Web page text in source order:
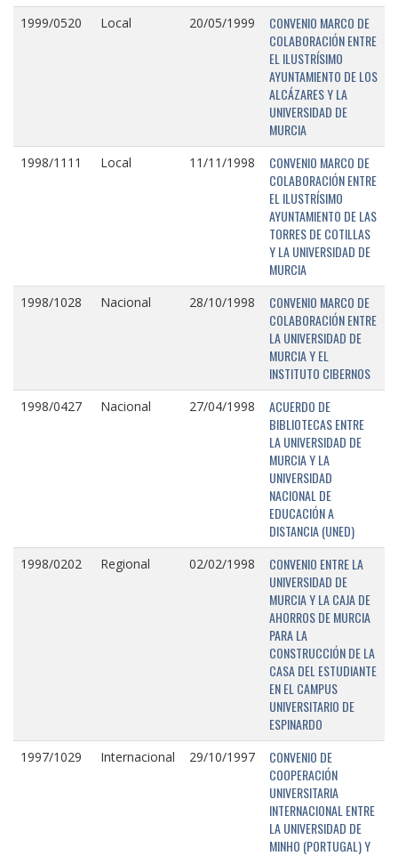
1999/0520 Local 20/05/1999
CONVENIO MARCO DE
COLABORACIÓN ENTRE
EL ILUSTRÍSIMO
AYUNTAMIENTO DE LOS
ALCÁZARES Y LA
UNIVERSIDAD DE
MURCIA
1998/1111 Local 11/11/1998
CONVENIO MARCO DE
COLABORACIÓN ENTRE
EL ILUSTRÍSIMO
AYUNTAMIENTO DE LAS
TORRES DE COTILLAS
Y LA UNIVERSIDAD DE
MURCIA
1998/1028 Nacional 28/10/1998
CONVENIO MARCO DE
COLABORACIÓN ENTRE
LA UNIVERSIDAD DE
MURCIA Y EL
INSTITUTO CIBERNOS
1998/0427 Nacional 27/04/1998
ACUERDO DE
BIBLIOTECAS ENTRE
LA UNIVERSIDAD DE
MURCIA Y LA
UNIVERSIDAD
NACIONAL DE
EDUCACIÓN A
DISTANCIA (UNED)
1998/0202 Regional 02/02/1998
CONVENIO ENTRE LA
UNIVERSIDAD DE
MURCIA Y LA CAJA DE
AHORROS DE MURCIA
PARA LA
CONSTRUCCIÓN DE LA
CASA DEL ESTUDIANTE
EN EL CAMPUS
UNIVERSITARIO DE
ESPINARDO
1997/1029 Internacional 29/10/1997
CONVENIO DE
COOPERACIÓN
UNIVERSITARIA
INTERNACIONAL ENTRE
LA UNIVERSIDAD DE
MINHO (PORTUGAL) Y